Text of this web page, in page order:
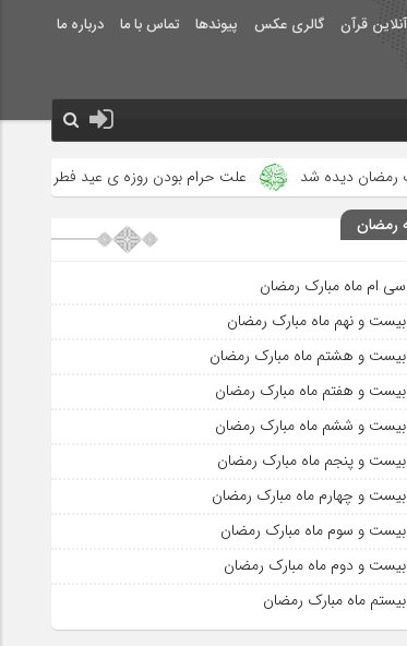
قرآن گالری عکس پیوندها تماس با ما درباره ما
علت حرام بودن روزه ی عید فطر در احادیث
رمضان
ام ماه مبارک رمضان
و نهم ماه مبارک رمضان
بیست و هشتم ماه مبارک رمضان
بیست و هفتم ماه مبارک رمضان
بیست و ششم ماه مبارک رمضان
بیست و پنجم ماه مبارک رمضان
و چهارم ماه مبارک رمضان
بیست و سوم ماه مبارک رمضان
بیست و دوم ماه مبارک رمضان
ماه مبارک رمضان